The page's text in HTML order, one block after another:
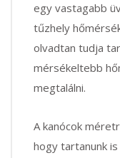
egy vastagabb
tűzhely
olvadtan tudja
mérsékeltebb
megtalálni.
A kanócok
hogy tartanunk